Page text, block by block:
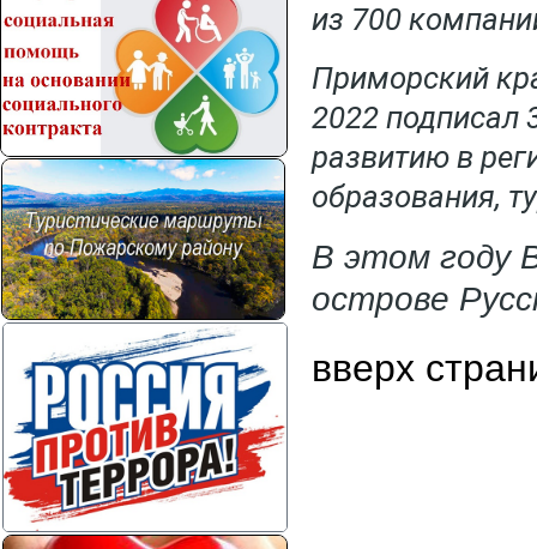
из 700
Приморский
2022 подписал
развитию в
образования,
В этом году
острове
вверх